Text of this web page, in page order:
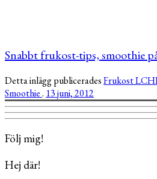
Snabbt frukost-tips, smoothie
Detta inlägg publiceradesFrukost
Smoothie. 13 juni, 2012
Följ mig!
Hej där!